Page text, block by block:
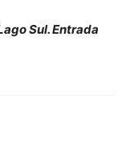
Sul. Entrada